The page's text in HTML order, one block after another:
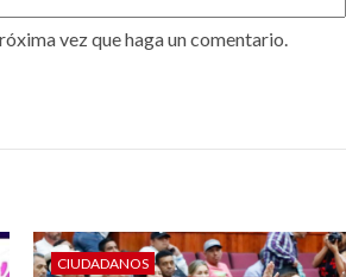
vez que haga un comentario.
CIUDADANOS